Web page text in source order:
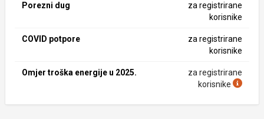
Porezni dug
za registrirane
korisnike
COVID potpore
za registrirane
korisnike
Omjer troška energije u 2025.
za registrirane
korisnike